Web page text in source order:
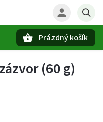
Prázdný košík
(60 g)